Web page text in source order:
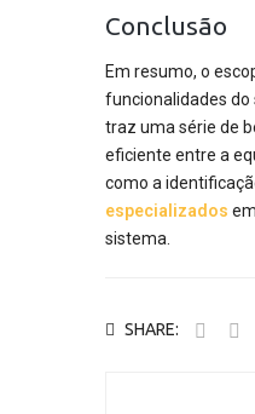
Conclusão
Em resumo, o
funcionalidades do
traz uma série de
eficiente entre a
como a
especializados
sistema.
SHARE: